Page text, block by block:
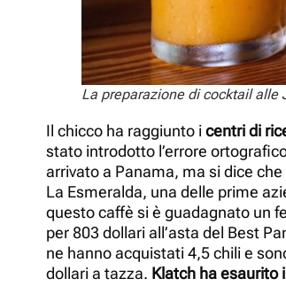
La preparazione di cocktail alle
Il chicco ha raggiunto icentri di
stato introdotto l’errore
arrivato a Panama, ma si dice
La Esmeralda, una delle prime
questo caffè si è guadagnato un
per 803 dollari all’asta del Best
ne hanno acquistati 4,5 chili e
dollari a tazza. Klatch ha esaurito